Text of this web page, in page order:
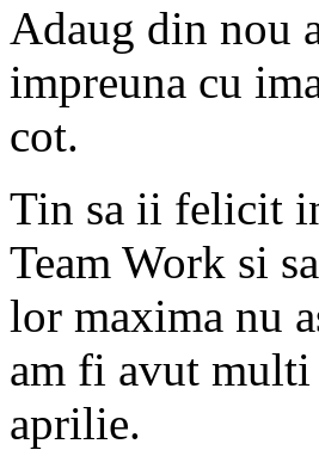
Adaug din nou
impreuna cu
cot.
Tin sa ii felicit
Team Work si
lor maxima nu
am fi avut
aprilie.